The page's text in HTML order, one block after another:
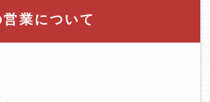
業について